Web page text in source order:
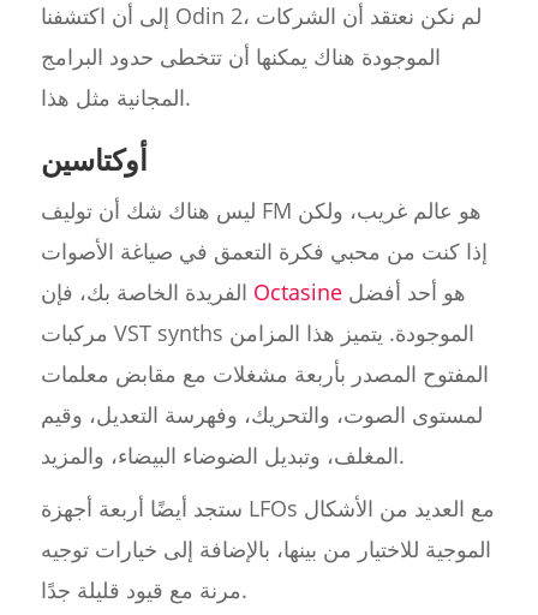
إلى أن اكتشفنا Odin 2، لم نكن نعتقد أن الشركات
الموجودة هناك يمكنها أن تتخطى حدود البرامج
المجانية مثل هذا.
أوكتاسين
ليس هناك شك أن توليف FM هو عالم غريب، ولكن
إذا كنت من محبي فكرة التعمق في صياغة الأصوات
Octasineهو أحد أفضل
مركبات VST synths الموجودة. يتميز هذا المزامن
المفتوح المصدر بأربعة مشغلات مع مقابض معلمات
لمستوى الصوت، والتحريك، وفهرسة التعديل، وقيم
المغلف، وتبديل الضوضاء البيضاء، والمزيد.
ستجد أيضًا أربعة أجهزة LFOs مع العديد من الأشكال
الموجية للاختيار من بينها، بالإضافة إلى خيارات توجيه
مرنة مع قيود قليلة جدًا.